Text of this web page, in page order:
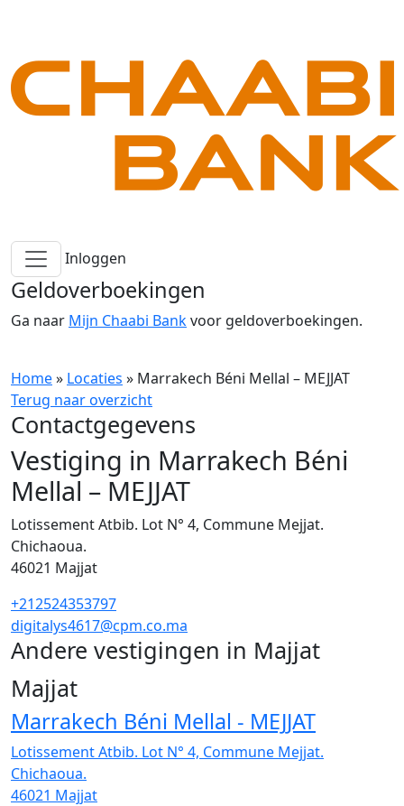
Inloggen
Geldoverboekingen
Ga naar Mijn Chaabi Bankvoor geldoverboekingen.
Home» Locaties » Marrakech Béni Mellal – MEJJAT
Terug naar overzicht
Contactgegevens
Vestiging in Marrakech Béni
Mellal – MEJJAT
Lotissement Atbib. Lot N° 4, Commune Mejjat.
Chichaoua.
46021 Majjat
+212524353797
digitalys4617@cpm.co.ma
Andere vestigingen in Majjat
Majjat
Marrakech Béni Mellal - MEJJAT
Lotissement Atbib. Lot N° 4, Commune Mejjat.
Chichaoua.
46021 Majjat